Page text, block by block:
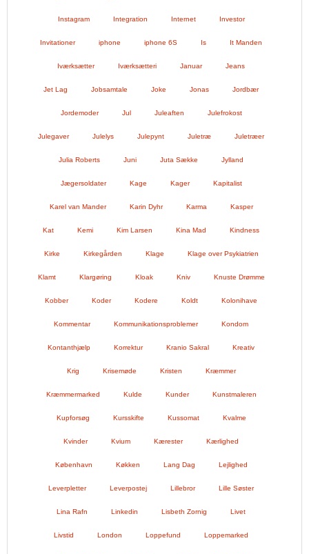
Instagram Integration Internet Investor
Invitationer iphone iphone 6S Is It Manden
Iværksætter Iværksætteri Januar Jeans
Jet Lag Jobsamtale Joke Jonas Jordbær
Jordemoder Jul Juleaften Julefrokost
Julegaver Julelys Julepynt Juletræ Juletræer
Julia Roberts Juni Juta Sække Jylland
Jægersoldater Kage Kager Kapitalist
Karel van Mander Karin Dyhr Karma Kasper
Kat Kemi Kim Larsen Kina Mad Kindness
Kirke Kirkegården Klage Klage over Psykiatrien
Klamt Klargøring Kloak Kniv Knuste Drømme
Kobber Koder Kodere Koldt Kolonihave
Kommentar Kommunikationsproblemer Kondom
Kontanthjælp Korrektur Kranio Sakral Kreativ
Krig Krisemøde Kristen Kræmmer
Kræmmermarked Kulde Kunder Kunstmaleren
Kupforsøg Kursskifte Kussomat Kvalme
Kvinder Kvium Kærester Kærlighed
København Køkken Lang Dag Lejlighed
Leverpletter Leverpostej Lillebror Lille Søster
Lina Rafn Linkedin Lisbeth Zornig Livet
Livstid London Loppefund Loppemarked